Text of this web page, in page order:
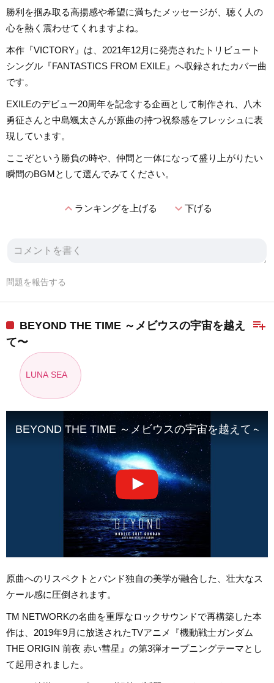
勝利を掴み取る高揚感や希望に満ちたメッセージが、聴く人の
心を熱く震わせてくれますよね。
本作『VICTORY』は、2021年12月に発売されたトリビュート
シングル『FANTASTICS FROM EXILE』へ収録されたカバー曲
です。
EXILEのデビュー20周年を記念する企画として制作され、八木
勇征さんと中島颯太さんが原曲の持つ祝祭感をフレッシュに表
現しています。
ここぞという勝負の時や、仲間と一体になって盛り上がりたい
瞬間のBGMとして選んでみてください。
expand_lessランキングを上げる expand_more下げる
問題を報告する
playlist_add
BEYOND THE TIME ～メビウスの宇宙を越え
て〜
LUNA SEA
BEYOND THE TIME ～メビウスの宇宙を越えて～
原曲へのリスペクトとバンド独自の美学が融合した、壮大なス
ケール感に圧倒されます。
TM NETWORKの名曲を重厚なロックサウンドで再構築した本
作は、2019年9月に放送されたTVアニメ『機動戦士ガンダム
THE ORIGIN 前夜 赤い彗星』の第3弾オープニングテーマとし
て起用されました。